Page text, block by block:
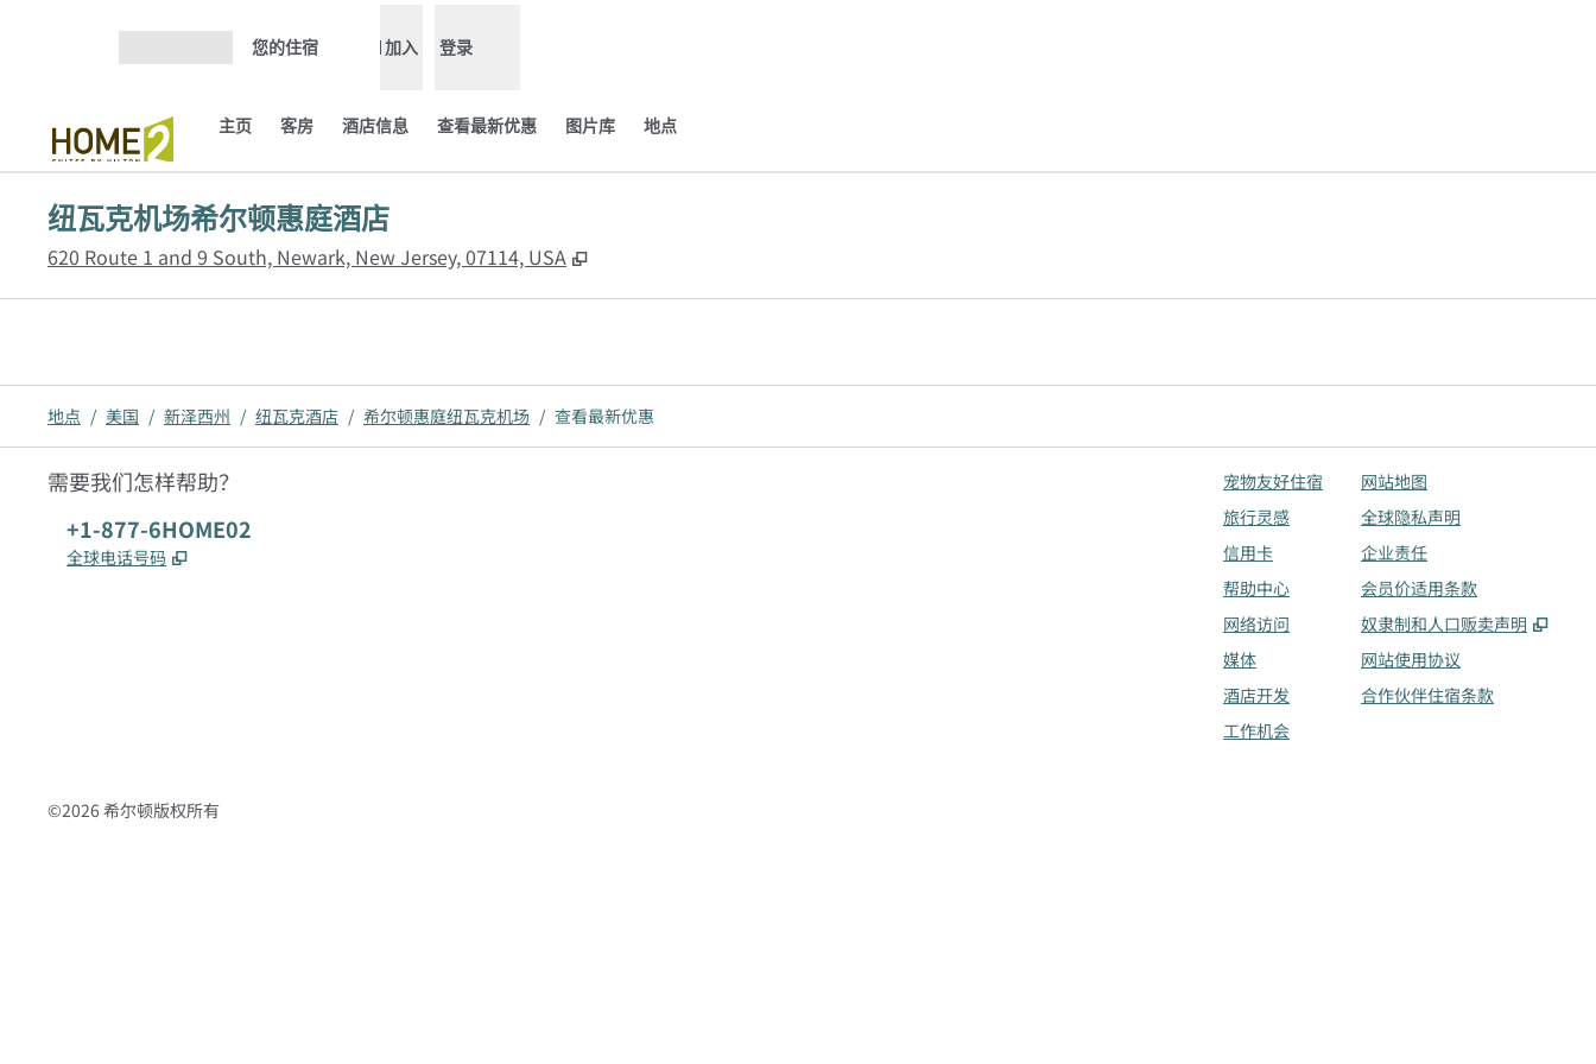
您的住宿 加入 登录
主页 客房 酒店信息 查看最新优惠​ 图片库 地点
纽瓦克机场希尔顿惠庭酒店
620 Route 1 and 9 South, Newark, New Jersey, 07114, USA ,
地点 / 美国 / 新泽西州 / 纽瓦克酒店 / 希尔顿惠庭纽瓦克机场 / 查看最新优惠​
需要我们怎样帮助？
电话:
+1-877-6HOME02
全球电话号码 ,
宠物友好住宿
旅行灵感
信用卡
帮助中心
网络访问
媒体
酒店开发
工作机会
网站地图
全球隐私声明
企业责任
会员价适用条款
奴隶制和人口贩卖声明
,
网站使用协议
合作伙伴住宿条款
©2026 希尔顿版权所有